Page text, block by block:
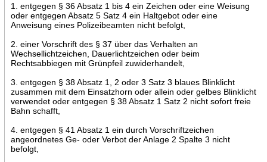
1. entgegen § 36 Absatz 1 bis 4 ein Zeichen oder eine Weisung
oder entgegen Absatz 5 Satz 4 ein Haltgebot oder eine
Anweisung eines Polizeibeamten nicht befolgt,
2. einer Vorschrift des § 37 über das Verhalten an
Wechsellichtzeichen, Dauerlichtzeichen oder beim
Rechtsabbiegen mit Grünpfeil zuwiderhandelt,
3. entgegen § 38 Absatz 1, 2 oder 3 Satz 3 blaues Blinklicht
zusammen mit dem Einsatzhorn oder allein oder gelbes Blinklicht
verwendet oder entgegen § 38 Absatz 1 Satz 2 nicht sofort freie
Bahn schafft,
4. entgegen § 41 Absatz 1 ein durch Vorschriftzeichen
angeordnetes Ge- oder Verbot der Anlage 2 Spalte 3 nicht
befolgt,